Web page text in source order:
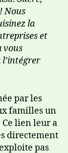
Nous
la
et
vous
par les
familles un
lien leur a
directement
pas